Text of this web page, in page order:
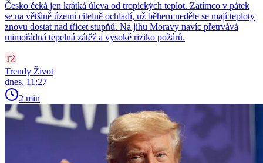
Česko čeká jen krátká úleva od tropických teplot. Zatímco v pátek
se na většině území citelně ochladí, už během neděle se mají teploty
znovu dostat nad třicet stupňů. Na jihu Moravy navíc přetrvává
mimořádná tepelná zátěž a vysoké riziko požárů.
Trendy Život
dnes, 11:27
2 min